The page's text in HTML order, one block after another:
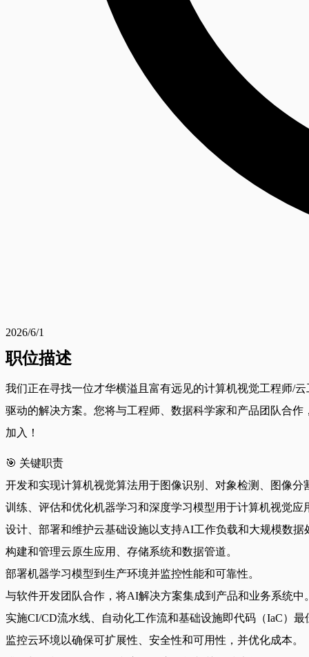
2026/6/1
职位描述
我们正在寻找一位才华横溢且富有远见的计算机视觉工程师/
驱动的解决方案。您将与工程师、数据科学家和产品团队合
加入！
🎯 关键职责
开发和实现计算机视觉算法用于图像识别、对象检测、图像分
训练、评估和优化机器学习和深度学习模型用于计算机视觉应
设计、部署和维护云基础设施以支持AI工作负载和大规模数据
构建和管理云原生应用、存储系统和数据管道。
部署机器学习模型到生产环境并监控性能和可靠性。
与软件开发团队合作，将AI解决方案集成到产品和业务系统中
实施CI/CD流水线、自动化工作流和基础设施即代码（IaC）最
监控云环境以确保可扩展性、安全性和可用性，并优化成本。